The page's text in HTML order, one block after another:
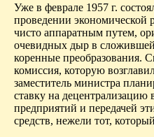
Уже в феврале 1957 г.
проведении экономической
чисто аппаратным путем,
очевидных дыр в
коренные преобразования.
комиссия, которую
заместитель министра
ставку на децентрализацию
предприятий и передачей
средств, нежели тот,